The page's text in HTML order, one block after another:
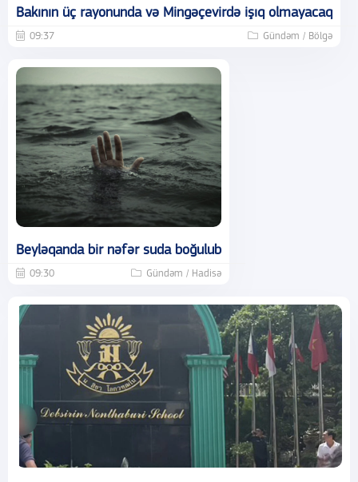
Bakının üç rayonunda və Mingəçevirdə işıq olmayacaq
09:37 Gündəm / Bölgə
Beyləqanda bir nəfər suda boğulub
09:30 Gündəm / Hadisə